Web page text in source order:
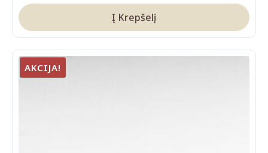
Į Krepšelį
AKCIJA!